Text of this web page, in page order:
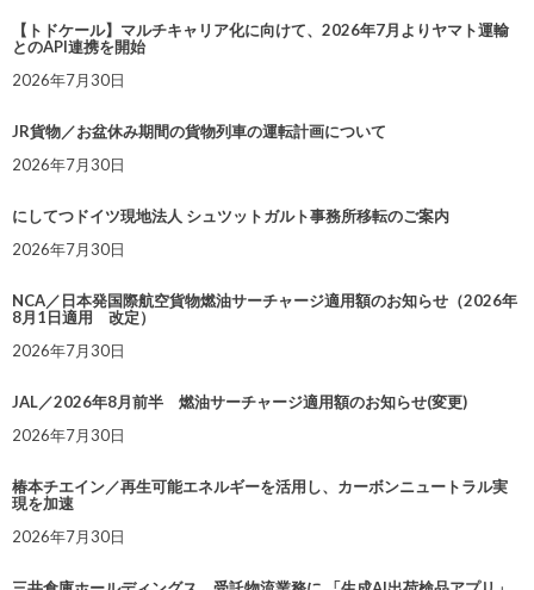
【トドケール】マルチキャリア化に向けて、2026年7月よりヤマト運輸
とのAPI連携を開始
2026年7月30日
JR貨物／お盆休み期間の貨物列車の運転計画について
2026年7月30日
にしてつドイツ現地法人 シュツットガルト事務所移転のご案内
2026年7月30日
NCA／日本発国際航空貨物燃油サーチャージ適用額のお知らせ（2026年
8月1日適用 改定）
2026年7月30日
JAL／2026年8月前半 燃油サーチャージ適用額のお知らせ(変更)
2026年7月30日
椿本チエイン／再生可能エネルギーを活用し、カーボンニュートラル実
現を加速
2026年7月30日